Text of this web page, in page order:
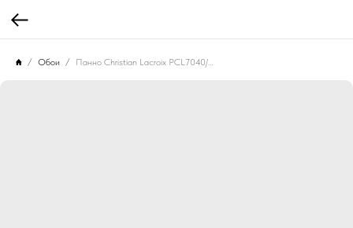
Обои